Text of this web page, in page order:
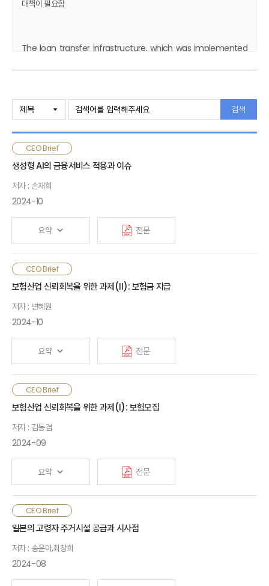
대책이 필요함
The loan transfer infrastructure, which was implemented
interest burden on consumers. However, concerns have
been raised about the potential deterioration of the credit
asymmetries as well as the negative impact on the
market concentration of credit brokerage platforms.
Loan-to-loan transfers should be promoted to enhance
consumer protection and improve the efficiency. In
of credit assessment functions and the concentration of
the market, measures to expand information provision,
ensure fair credit assessment procedures and strengthen
risk management against reliance on specific platforms
are necessary.
검색
CEO Brief
생성형 AI의 금융서비스 적용과 이슈
저자 : 손재희
2024-10
요약 전문
생성형 AI는 이용자가 인간의 언어로 자연스럽게 AI와 상호작용을
할 수 있다는 점에서 향후 일하는 방식과 소비경험 방식의 변화를
가져올 수 있음. 현재 글로벌 보험회사들의 생성형 AI 적용은 사내
운영 효율화에 우선 적용하는 등 아직 초기 단계이나 점차 활용
범위를 넓히고 있음. AI의 적용에 대한 기대가 높지만 동시에
활용에 따른 다양한 잠재위험이 발생할 수 있음. 신뢰성의 확보가
우선인 보험업권의 특성을 고려할 때 사용 데이터에 대한 관리체계
구축, 결과물에 대한 지속적인 검증과 체계적인 임직원 교육 등
안전한 AI 활용을 위한 고민이 요구됨
Generative AI, with its capacity for seamless
interaction in human language, has the potential to
revolutionize both the way we work and how we
consume. Currently, global insurance companies
are in the early stages of implementing generative
AI, focusing primarily on enhancing operational
efficiency within the organization. However, the
the expectations for the execution of AI are high, its
adoption brings various potential risks. In an industry
where trust and reliability are paramount,
particularly in insurance, careful consideration is
essential to ensure safe AI usage. This requires the
development of robust data management
frameworks, continuous validation of AI-generated
CEO Brief
보험산업 신뢰회복을 위한 과제(Ⅱ): 보험금 지급
저자 : 변혜원
2024-10
요약 전문
소비자는 보험금 수급 시점에 보험회사와 많은 상호작용을 하므로,
보험금 지급 과정은 보험판매 과정과 더불어 소비자의 보험신뢰도
형성에 결정적인 역할을 함. 보험금 지급 과정에서의 소비자신뢰
약화를 경감하기 위해서는, 보험설계사 대상 보험금 지급 교육
강화, 보험금지급 조건 확인 도구 제공 등을 통해 보험금 청구
편이성을 높이고, 손해사정 시 의사소통 개선, 손해사정 위탁의
공정성 강화, 의료자문기관 선정 및 공시 개선 등 손해사정과
의료자문에 대한 신뢰성 개선에 노력해야 함
Since consumers interact with insurers primarily
when they buy insurance and receive claim
benefits, these processes play a crucial role in
shaping consumer trust in the industry. To enhance
consumer trust during the claims process, insurers
should alleviate the burden of filing claims by
CEO Brief
보험산업 신뢰회복을 위한 과제(Ⅰ): 보험모집
저자 : 김동겸
2024-09
요약 전문
보험계약의 장기성, 무형 서비스 거래, 대면접촉을 통한 높은 보험
가입 비율 등을 고려할 때, 모집시장에서 거래당사자 간 신뢰
단기성과 위주의 수수료 체계는 모집시장 질서를 훼손하고 소비자
신뢰 저하로 이어짐. 보험회사와 판매회사는 모집시장에서의 신뢰
회복을 위해 단기적 이익 추구에서 벗어나, 고객과 긍정적 관계를
CEO Brief
일본의 고령자 주거시설 공급과 시사점
저자 : 송윤아,최창희
2024-08